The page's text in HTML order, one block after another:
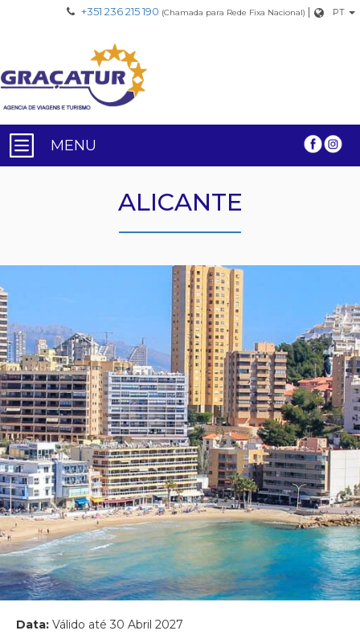
+351 236 215 190 (Chamada para Rede Fixa Nacional) | PT
MENU
ALICANTE
Data: Válido até 30 Abril 2027